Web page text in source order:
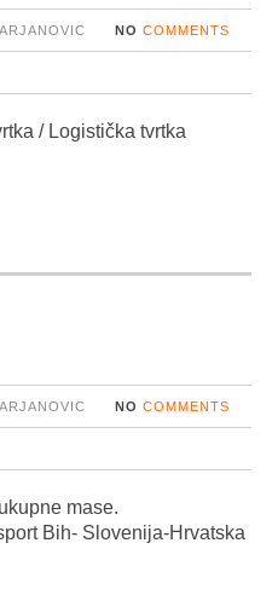
NO COMMENTS
/ Logistička tvrtka
NO COMMENTS
mase.
Bih- Slovenija-Hrvatska